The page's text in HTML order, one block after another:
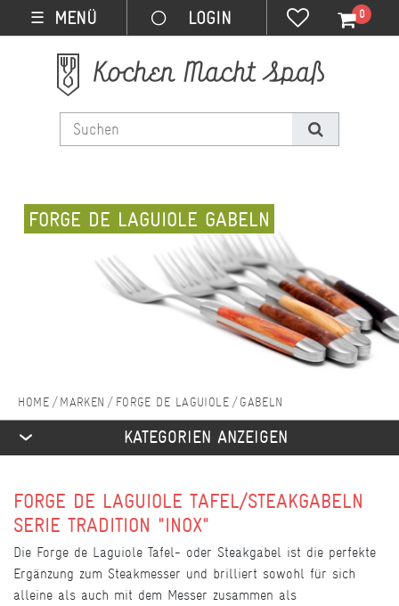
☰ MENÜ 0
FORGE DE LAGUIOLE GABELN
MARKEN FORGE DE LAGUIOLE GABELN
KATEGORIEN ANZEIGEN
FORGE DE LAGUIOLE TAFEL/STEAKGABELN
SERIE TRADITION "INOX"
Die Forge de Laguiole Tafel- oder Steakgabel ist die perfekte
Ergänzung zum Steakmesser und brilliert sowohl für sich
alleine als auch mit dem Messer zusammen als